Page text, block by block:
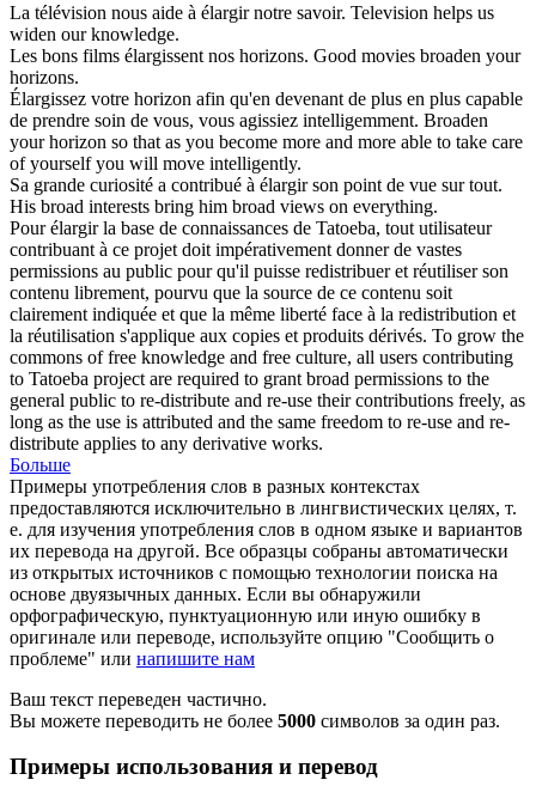
La télévision nous aide à élargirnotre savoir. Television helps us
widen our knowledge.
Les bons films élargissent nos horizons. Good movies broaden your
horizons.
Élargissez votre horizon afin qu'en devenant de plus en plus capable
de prendre soin de vous, vous agissiez intelligemment. Broaden
your horizon so that as you become more and more able to take care
of yourself you will move intelligently.
Sa grande curiosité a contribué à élargirson point de vue sur tout.
His broad interests bring him broad views on everything.
Pourélargirla base de connaissances de Tatoeba, tout utilisateur
contribuant à ce projet doit impérativement donner de vastes
permissions au public pour qu'il puisse redistribuer et réutiliser son
contenu librement, pourvu que la source de ce contenu soit
clairement indiquée et que la même liberté face à la redistribution et
la réutilisation s'applique aux copies et produits dérivés. To grow the
commons of free knowledge and free culture, all users contributing
to Tatoeba project are required to grant broad permissions to the
general public to re-distribute and re-use their contributions freely, as
long as the use is attributed and the same freedom to re-use and re-
distribute applies to any derivative works.
Больше
Примеры употребления слов в разных контекстах
предоставляются исключительно в лингвистических целях, т.
е. для изучения употребления слов в одном языке и вариантов
их перевода на другой. Все образцы собраны автоматически
из открытых источников с помощью технологии поиска на
основе двуязычных данных. Если вы обнаружили
орфографическую, пунктуационную или иную ошибку в
оригинале или переводе, используйте опцию "Сообщить о
проблеме" или напишите нам
Ваш текст переведен частично.
Вы можете переводить не более 5000 символов за один раз.
Примеры использования и перевод